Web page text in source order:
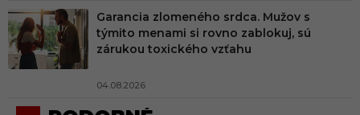
Garancia zlomeného srdca. Mužov s
týmito menami si rovno zablokuj, sú
zárukou toxického vzťahu
04.08.2026